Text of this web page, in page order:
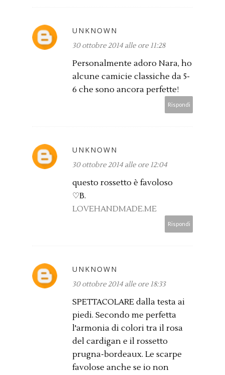
UNKNOWN
30 ottobre 2014 alle ore 11:28
Personalmente adoro Nara, ho
alcune camicie classiche da 5-
6 che sono ancora perfette!
Rispondi
UNKNOWN
30 ottobre 2014 alle ore 12:04
questo rossetto è favoloso
♡B.
LOVEHANDMADE.ME
Rispondi
UNKNOWN
30 ottobre 2014 alle ore 18:33
SPETTACOLARE dalla testa ai
piedi. Secondo me perfetta
l'armonia di colori tra il rosa
del cardigan e il rossetto
prugna-bordeaux. Le scarpe
favolose anche se io non